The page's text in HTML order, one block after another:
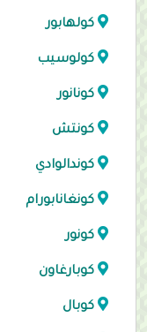
كولهابور
كولوسيب
كونانور
كونتش
كوندالوادي
كونغانابورام
كونور
كوبارغاون
كوبال